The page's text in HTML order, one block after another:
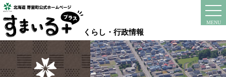
本
文
へ
移
動
る
くらし・行政情報
MENU
instagram